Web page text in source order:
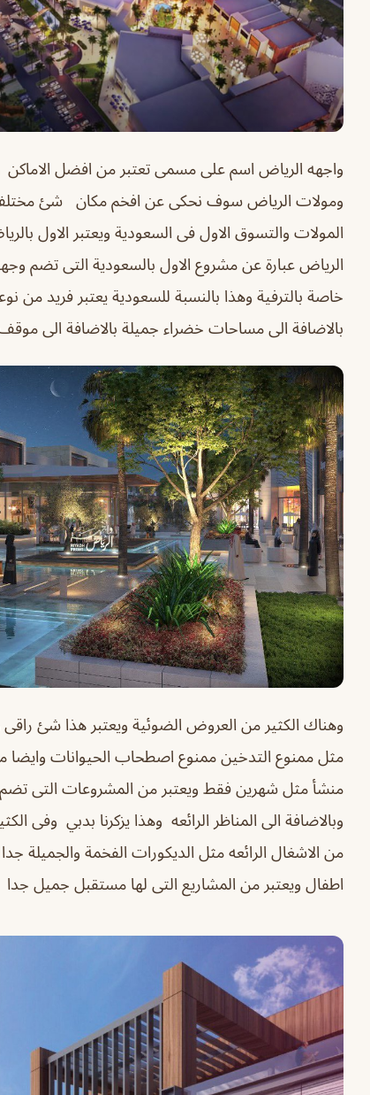
واجهه الرياض اسم على مسمى تعتبر من افضل
ومولات الرياض سوف نحكى عن افخم مكان شئ مختلف
المولات والتسوق الاول فى السعودية ويعتبر الاول
الرياض عبارة عن مشروع الاول بالسعودية التى تضم
خاصة بالترفية وهذا بالنسبة للسعودية يعتبر فريد من
بالاضافة الى مساحات خضراء جميلة بالاضافة الى
وهناك الكثير من العروض الضوئية ويعتبر هذا شئ
مثل ممنوع التدخين ممنوع اصطحاب الحيوانات وايضا
منشأ مثل شهرين فقط ويعتبر من المشروعات التى تضم
وبالاضافة الى المناظر الرائعه وهذا يزكرنا بدبي وفى
من الاشغال الرائعه مثل الديكورات الفخمة والجميلة
اطفال ويعتبر من المشاريع التى لها مستقبل جميل جدا